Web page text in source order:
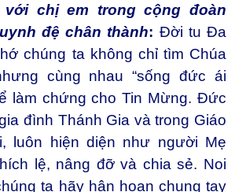
với chị em trong cộng đoàn
đệ chân thành: Đời tu Đa
chúng ta không chỉ tìm Chúa
cùng nhau “sống đức ái
làm chứng cho Tin Mừng. Đức
đình Thánh Gia và trong Giáo
luôn hiện diện như người Mẹ
lệ, nâng đỡ và chia sẻ. Noi
ta hãy hân hoan chung tay